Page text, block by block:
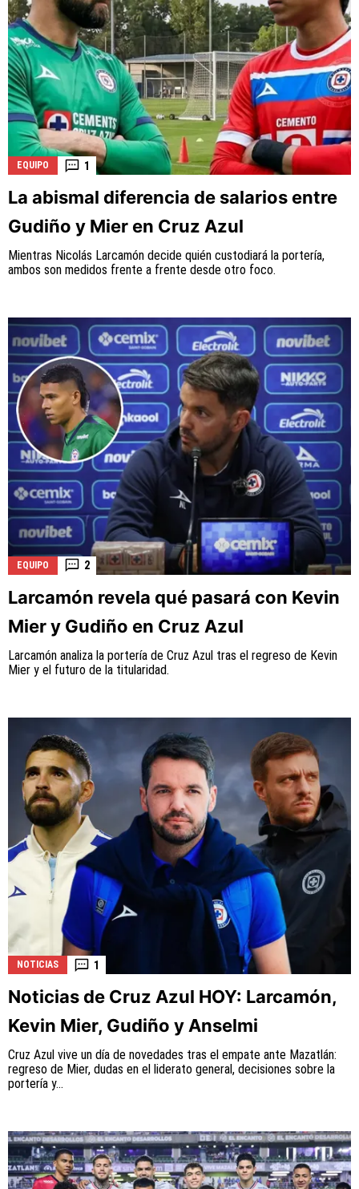
EQUIPO 1
La abismal diferencia de salarios entre
Gudiño y Mier en Cruz Azul
Mientras Nicolás Larcamón decide quién custodiará la portería,
ambos son medidos frente a frente desde otro foco.
EQUIPO 2
Larcamón revela qué pasará con Kevin
Mier y Gudiño en Cruz Azul
Larcamón analiza la portería de Cruz Azul tras el regreso de Kevin
Mier y el futuro de la titularidad.
NOTICIAS 1
Noticias de Cruz Azul HOY: Larcamón,
Kevin Mier, Gudiño y Anselmi
Cruz Azul vive un día de novedades tras el empate ante Mazatlán:
regreso de Mier, dudas en el liderato general, decisiones sobre la
portería y...